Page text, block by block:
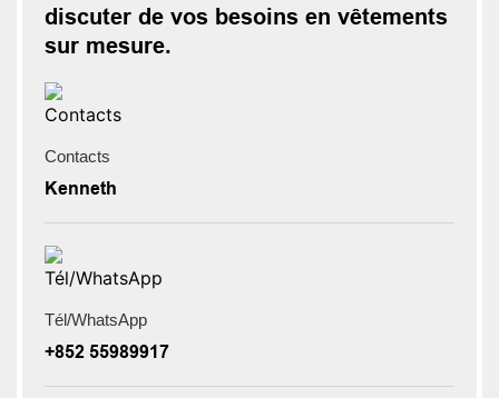
discuter de vos besoins en vêtements
sur mesure.
Contacts
Kenneth
Tél/WhatsApp
+852 55989917